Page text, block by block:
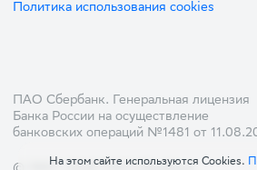
На этом сайте используются Cookies.
Политика использования cookies
ПАО Сбербанк. Генеральная лицензия
Банка России на осуществление
банковских операций №1481 от